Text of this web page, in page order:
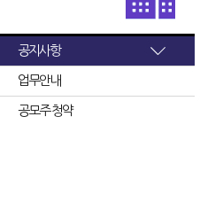
공지사항
업무안내
공모주 청약